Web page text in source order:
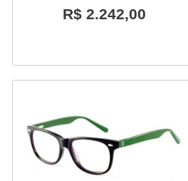
R$ 2.242,00